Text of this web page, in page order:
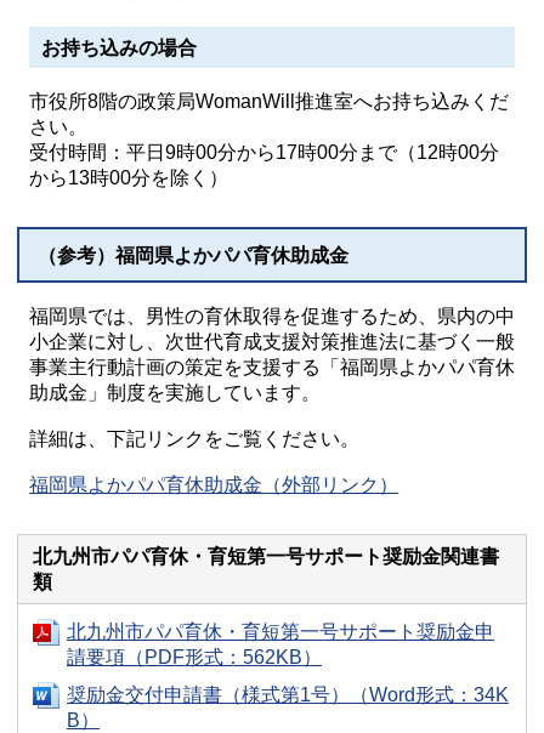
お持ち込みの場合
市役所8階の政策局WomanWill推進室へお持ち込みくだ
さい。
受付時間：平日9時00分から17時00分まで（12時00分
から13時00分を除く）
（参考）福岡県よかパパ育休助成金
福岡県では、男性の育休取得を促進するため、県内の中
小企業に対し、次世代育成支援対策推進法に基づく一般
事業主行動計画の策定を支援する「福岡県よかパパ育休
助成金」制度を実施しています。
詳細は、下記リンクをご覧ください。
福岡県よかパパ育休助成金（外部リンク）
北九州市パパ育休・育短第一号サポート奨励金関連書
類
北九州市パパ育休・育短第一号サポート奨励金申
請要項（PDF形式：562KB）
奨励金交付申請書（様式第1号）（Word形式：34K
B）